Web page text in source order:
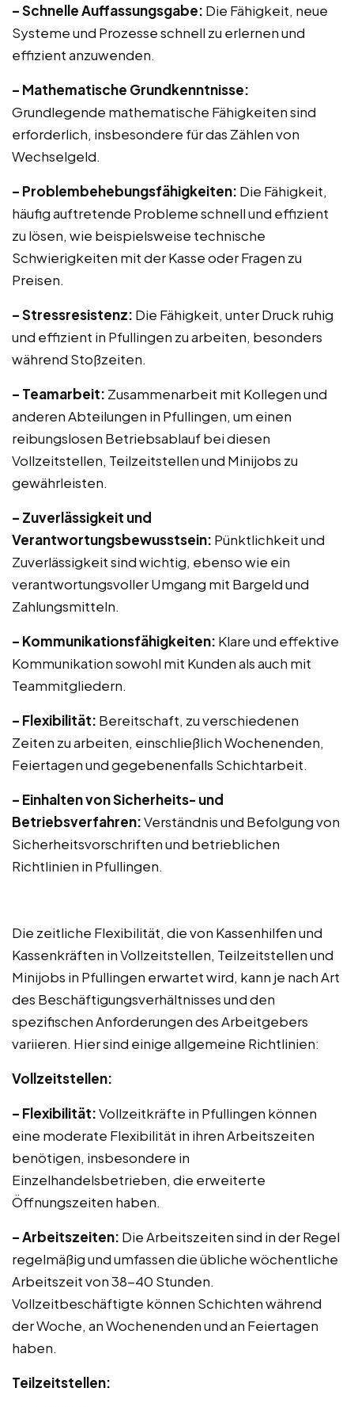
– Schnelle Auffassungsgabe: Die Fähigkeit, neue
Systeme und Prozesse schnell zu erlernen und
effizient anzuwenden.
– Mathematische Grundkenntnisse:
Grundlegende mathematische Fähigkeiten sind
erforderlich, insbesondere für das Zählen von
Wechselgeld.
– Problembehebungsfähigkeiten: Die Fähigkeit,
häufig auftretende Probleme schnell und effizient
zu lösen, wie beispielsweise technische
Schwierigkeiten mit der Kasse oder Fragen zu
Preisen.
– Stressresistenz: Die Fähigkeit, unter Druck ruhig
und effizient in Pfullingen zu arbeiten, besonders
während Stoßzeiten.
– Teamarbeit: Zusammenarbeit mit Kollegen und
anderen Abteilungen in Pfullingen, um einen
reibungslosen Betriebsablauf bei diesen
Vollzeitstellen, Teilzeitstellen und Minijobs zu
gewährleisten.
– Zuverlässigkeit und
Verantwortungsbewusstsein: Pünktlichkeit und
Zuverlässigkeit sind wichtig, ebenso wie ein
verantwortungsvoller Umgang mit Bargeld und
Zahlungsmitteln.
– Kommunikationsfähigkeiten: Klare und effektive
Kommunikation sowohl mit Kunden als auch mit
Teammitgliedern.
– Flexibilität: Bereitschaft, zu verschiedenen
Zeiten zu arbeiten, einschließlich Wochenenden,
Feiertagen und gegebenenfalls Schichtarbeit.
– Einhalten von Sicherheits- und
Betriebsverfahren:Verständnis und Befolgung von
Sicherheitsvorschriften und betrieblichen
Richtlinien in Pfullingen.
Die zeitliche Flexibilität, die von Kassenhilfen und
Kassenkräften in Vollzeitstellen, Teilzeitstellen und
Minijobs in Pfullingen erwartet wird, kann je nach Art
des Beschäftigungsverhältnisses und den
spezifischen Anforderungen des Arbeitgebers
variieren. Hier sind einige allgemeine Richtlinien:
Vollzeitstellen:
– Flexibilität:Vollzeitkräfte in Pfullingen können
eine moderate Flexibilität in ihren Arbeitszeiten
benötigen, insbesondere in
Einzelhandelsbetrieben, die erweiterte
Öffnungszeiten haben.
– Arbeitszeiten: Die Arbeitszeiten sind in der Regel
regelmäßig und umfassen die übliche wöchentliche
Arbeitszeit von 38-40 Stunden.
Vollzeitbeschäftigte können Schichten während
der Woche, an Wochenenden und an Feiertagen
haben.
Teilzeitstellen: